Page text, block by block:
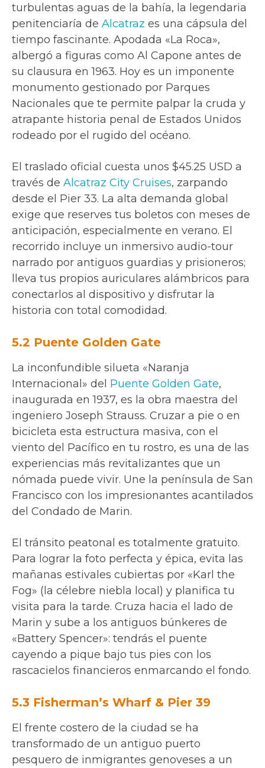
turbulentas aguas de la bahía, la legendaria
penitenciaría de Alcatraz es una cápsula del
tiempo fascinante. Apodada «La Roca»,
albergó a figuras como Al Capone antes de
su clausura en 1963. Hoy es un imponente
monumento gestionado por Parques
Nacionales que te permite palpar la cruda y
atrapante historia penal de Estados Unidos
rodeado por el rugido del océano.
El traslado oficial cuesta unos $45.25 USD a
través de Alcatraz City Cruises, zarpando
desde el Pier 33. La alta demanda global
exige que reserves tus boletos con meses de
anticipación, especialmente en verano. El
recorrido incluye un inmersivo audio-tour
narrado por antiguos guardias y prisioneros;
lleva tus propios auriculares alámbricos para
conectarlos al dispositivo y disfrutar la
historia con total comodidad.
5.2 Puente Golden Gate
La inconfundible silueta «Naranja
Internacional» del Puente Golden Gate,
inaugurada en 1937, es la obra maestra del
ingeniero Joseph Strauss. Cruzar a pie o en
bicicleta esta estructura masiva, con el
viento del Pacífico en tu rostro, es una de las
experiencias más revitalizantes que un
nómada puede vivir. Une la península de San
Francisco con los impresionantes acantilados
del Condado de Marin.
El tránsito peatonal es totalmente gratuito.
Para lograr la foto perfecta y épica, evita las
mañanas estivales cubiertas por «Karl the
Fog» (la célebre niebla local) y planifica tu
visita para la tarde. Cruza hacia el lado de
Marin y sube a los antiguos búnkeres de
«Battery Spencer»: tendrás el puente
cayendo a pique bajo tus pies con los
rascacielos financieros enmarcando el fondo.
5.3 Fisherman’s Wharf & Pier 39
El frente costero de la ciudad se ha
transformado de un antiguo puerto
pesquero de inmigrantes genoveses a un